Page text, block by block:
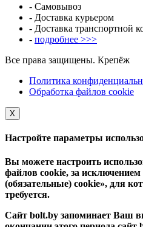
- Самовывоз
- Доставка курьером
- Доставка транспортной
- подробнее >>>
Все права защищены. Крепёж
Политика
Обработка файлов cookie
Х
Настройте параметры
Вы можете настроить
файлов cookie, за исключением
(обязательные) cookie», для
требуется.
Сайт bolt.by запоминает Ваш